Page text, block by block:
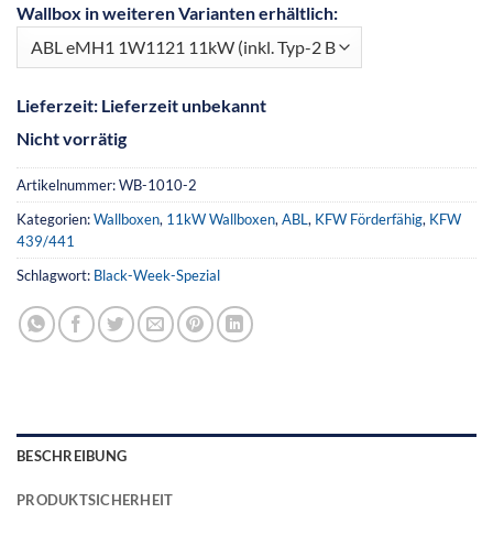
Wallbox in weiteren Varianten erhältlich:
Lieferzeit: Lieferzeit unbekannt
Nicht vorrätig
Artikelnummer:WB-1010-2
Kategorien:Wallboxen, 11kW Wallboxen, ABL, KFW Förderfähig, KFW
439/441
Schlagwort: Black-Week-Spezial
BESCHREIBUNG
PRODUKTSICHERHEIT